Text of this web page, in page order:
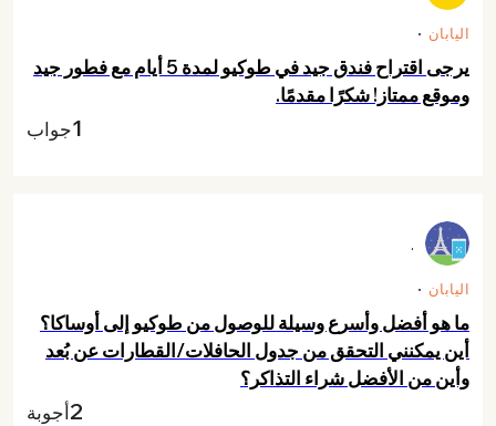
اليابان
يرجى اقتراح فندق جيد في طوكيو لمدة 5 أيام مع فطور جيد
وموقع ممتاز! شكرًا مقدمًا.
1جواب
اليابان
ما هو أفضل وأسرع وسيلة للوصول من طوكيو إلى أوساكا؟
أين يمكنني التحقق من جدول الحافلات/القطارات عن بُعد
وأين من الأفضل شراء التذاكر؟
.
2أجوبة